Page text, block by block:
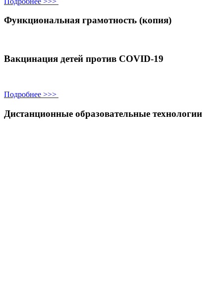
Функциональная грамотность (копия)
Вакцинация детей против COVID-19
Подробнее >>>
Дистанционные образовательные технологии